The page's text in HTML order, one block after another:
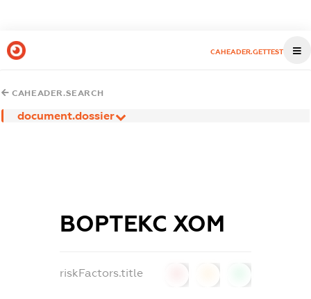
CAHEADER.GETTEST
CAHEADER.SEARCH
document.dossier
ВОРТЕКС ХОМ
riskFactors.title